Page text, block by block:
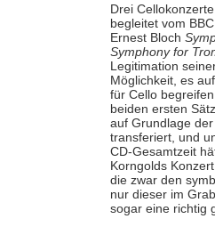
Drei
begleitet vom
Ernest Bloch
Symphony for
Legitimation
Möglichkeit, es
für Cello
beiden ersten
auf Grundlage
transferiert, und
CD-Gesamtzeit
Korngolds
die zwar den
nur dieser im
sogar eine richtig